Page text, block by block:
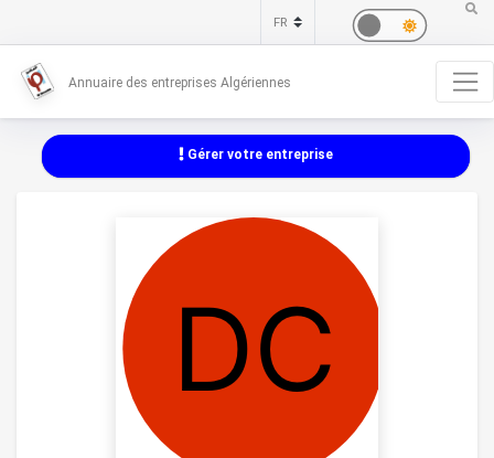
Annuaire des entreprises Algériennes
Gérer votre entreprise